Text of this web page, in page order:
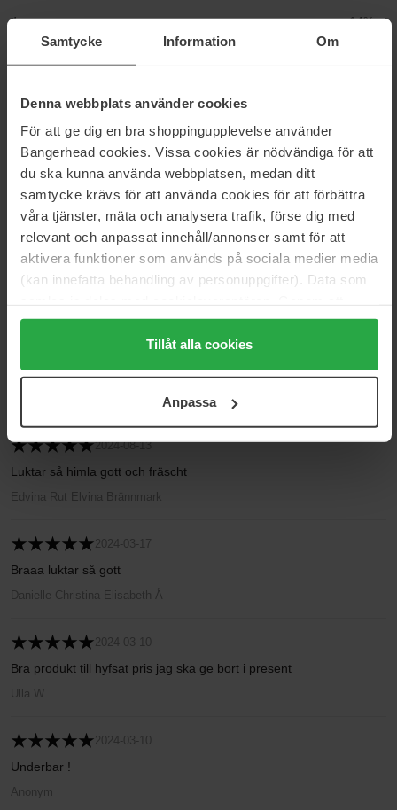
Samtycke Information Om
Denna webbplats använder cookies
För att ge dig en bra shoppingupplevelse använder
Bangerhead cookies. Vissa cookies är nödvändiga för att
du ska kunna använda webbplatsen, medan ditt
samtycke krävs för att använda cookies för att förbättra
våra tjänster, mäta och analysera trafik, förse dig med
relevant och anpassat innehåll/annonser samt för att
aktivera funktioner som används på sociala medier media
(kan innefatta behandling av personuppgifter). Data som
trycka på "Tillåt alla cookies" accepterar du alla cookies,
medan du under "Detaljer" kan anpassa användningen av
cookies. Du kan när som helst återkalla ditt samtycke.
Tillåt alla cookies
Anpassa
4
14%
2024-11-07
Helt ok men inte mer
Pia Ingegerd Nilsson
2024-08-30
De är jättebra
2024-08-22
Doftar underbart och varar länge.
2024-08-13
Luktar så himla gott och fräscht
Edvina Rut Elvina Brännmark
2024-03-17
Braaa luktar så gott
Danielle Christina Elisabeth Å
2024-03-10
Bra produkt till hyfsat pris jag ska ge bort i present
Ulla W.
2024-03-10
Underbar !
Anonym